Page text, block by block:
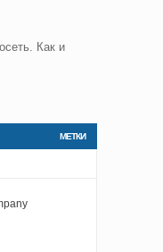
Как и
МЕТКИ